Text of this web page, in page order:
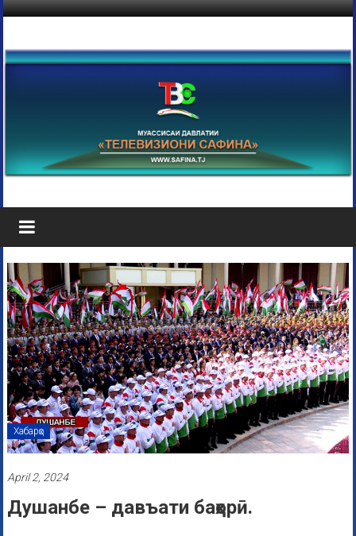
Хабарҳо
April 2, 2024
Душанбе – давъати баҳорӣ.